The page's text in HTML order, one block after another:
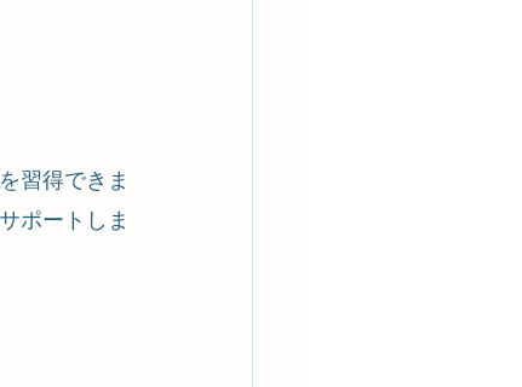
習得できま
ポートしま